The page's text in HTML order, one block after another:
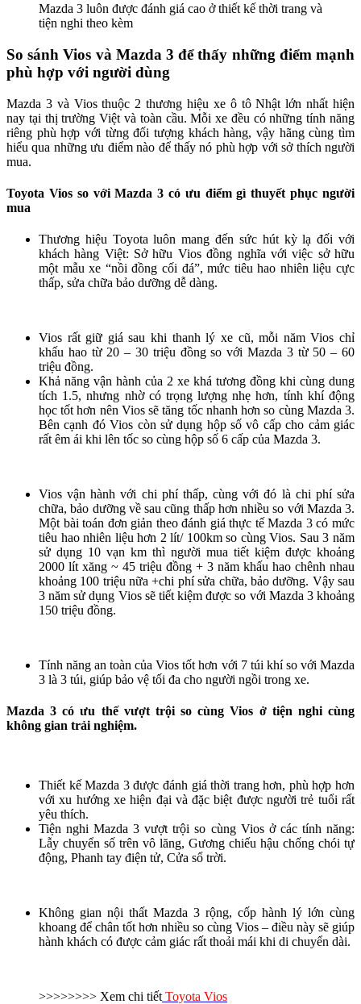
Mazda 3 luôn được đánh giá cao ở thiết kế thời trang và
tiện nghi theo kèm
So sánh Vios và Mazda 3 để thấy những điểm mạnh
phù hợp với người dùng
Mazda 3 và Vios thuộc 2 thương hiệu xe ô tô Nhật lớn nhất hiện
nay tại thị trường Việt và toàn cầu. Mỗi xe đều có những tính năng
riêng phù hợp với từng đối tượng khách hàng, vậy hãng cùng tìm
hiểu qua những ưu điểm nào để thấy nó phù hợp với sở thích người
mua.
Toyota Vios so với Mazda 3 có ưu điểm gì thuyết phục người
mua
Thương hiệu Toyota luôn mang đến sức hút kỳ lạ đối với
khách hàng Việt: Sở hữu Vios đồng nghĩa với việc sở hữu
một mẫu xe “nồi đồng cối đá”, mức tiêu hao nhiên liệu cực
thấp, sửa chữa bảo dưỡng dễ dàng.
Vios rất giữ giá sau khi thanh lý xe cũ, mỗi năm Vios chỉ
khấu hao từ 20 – 30 triệu đồng so với Mazda 3 từ 50 – 60
triệu đồng.
Khả năng vận hành của 2 xe khá tương đồng khi cùng dung
tích 1.5, nhưng nhờ có trọng lượng nhẹ hơn, tính khí động
học tốt hơn nên Vios sẽ tăng tốc nhanh hơn so cùng Mazda 3.
Bên cạnh đó Vios còn sử dụng hộp số vô cấp cho cảm giác
rất êm ái khi lên tốc so cùng hộp số 6 cấp của Mazda 3.
Vios vận hành với chi phí thấp, cùng với đó là chi phí sửa
chữa, bảo dưỡng về sau cũng thấp hơn nhiều so với Mazda 3.
Một bài toán đơn giản theo đánh giá thực tế Mazda 3 có mức
tiêu hao nhiên liệu hơn 2 lít/ 100km so cùng Vios. Sau 3 năm
sử dụng 10 vạn km thì người mua tiết kiệm được khoảng
2000 lít xăng ~ 45 triệu đồng + 3 năm khấu hao chênh nhau
khoảng 100 triệu nữa +chi phí sửa chữa, bảo dưỡng. Vậy sau
3 năm sử dụng Vios sẽ tiết kiệm được so với Mazda 3 khoảng
150 triệu đồng.
Tính năng an toàn của Vios tốt hơn với 7 túi khí so với Mazda
3 là 3 túi, giúp bảo vệ tối đa cho người ngồi trong xe.
Mazda 3 có ưu thế vượt trội so cùng Vios ở tiện nghi cùng
không gian trải nghiệm.
Thiết kế Mazda 3 được đánh giá thời trang hơn, phù hợp hơn
với xu hướng xe hiện đại và đặc biệt được người trẻ tuổi rất
yêu thích.
Tiện nghi Mazda 3 vượt trội so cùng Vios ở các tính năng:
Lẫy chuyển số trên vô lăng, Gương chiếu hậu chống chói tự
động, Phanh tay điện tử, Cửa sổ trời.
Không gian nội thất Mazda 3 rộng, cốp hành lý lớn cùng
khoang để chân tốt hơn nhiều so cùng Vios – điều này sẽ giúp
hành khách có được cảm giác rất thoải mái khi di chuyển dài.
>>>>>>>> Xem chi tiết Toyota Vios